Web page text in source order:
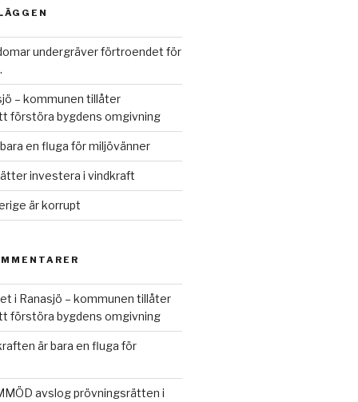
undergräver förtroendet för
– kommunen tillåter
förstöra bygdens omgivning
en fluga för miljövänner
investera i vindkraft
är korrupt
i Ranasjö – kommunen tillåter
förstöra bygdens omgivning
är bara en fluga för
avslog prövningsrätten i